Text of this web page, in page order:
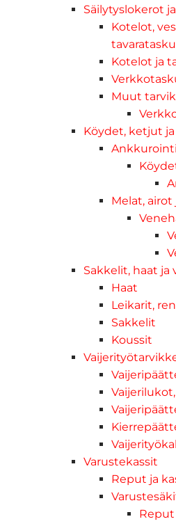
Säilytyslokerot
Kotelot,
Kotelot ja
Muut
Köydet, ketjut
Melat,
Sakkelit, haat
Haat
Leikarit,
Sakkelit
Koussit
Varustekassit
Reput ja
Reput